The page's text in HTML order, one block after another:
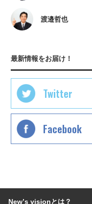
渡邉哲也
最新情報をお届け！
Twitter
Facebook
Newʼs visionとは？